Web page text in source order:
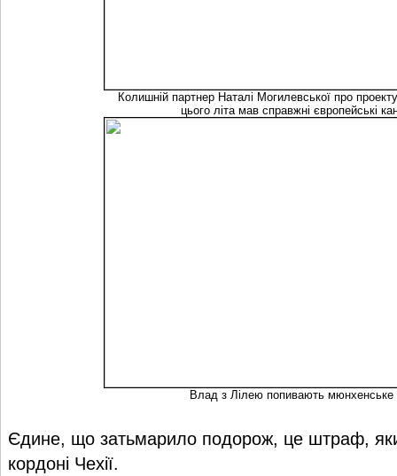
Колишній партнер Наталі Могилевської про
цього літа мав справжні європейські
Влад з Лілею попивають мюнхенське
Єдине, що затьмарило подорож, це штраф,
кордоні Чехії.